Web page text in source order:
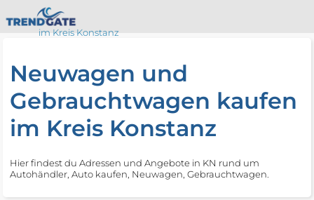
im Kreis Konstanz
Neuwagen und
Gebrauchtwagen kaufen
im Kreis Konstanz
Hier findest du Adressen und Angebote in KN rund um
Autohändler, Auto kaufen, Neuwagen, Gebrauchtwagen.